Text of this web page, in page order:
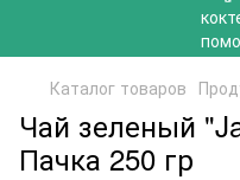
Каталог товаров
Чай зеленый
Пачка 250 гр